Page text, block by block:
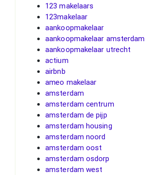
123 makelaars
123makelaar
aankoopmakelaar
aankoopmakelaar amsterdam
aankoopmakelaar utrecht
actium
airbnb
ameo makelaar
amsterdam
amsterdam centrum
amsterdam de pijp
amsterdam housing
amsterdam noord
amsterdam oost
amsterdam osdorp
amsterdam west